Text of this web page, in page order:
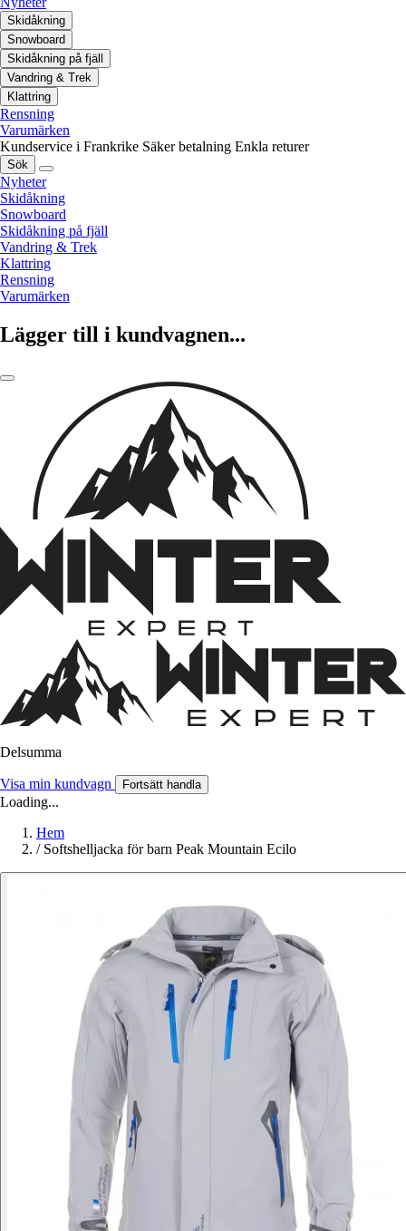
Skidåkning
Snowboard
Skidåkning på fjäll
Vandring & Trek
Klattring
Rensning
Varumärken
Kundservice i Frankrike Säker betalning Enkla returer
Sök
Nyheter
Skidåkning
Snowboard
Skidåkning på fjäll
Vandring & Trek
Klattring
Rensning
Varumärken
Lägger till i kundvagnen...
Delsumma
Visa min kundvagn Fortsätt handla
Loading...
Hem
/ Softshelljacka för barn Peak Mountain Ecilo